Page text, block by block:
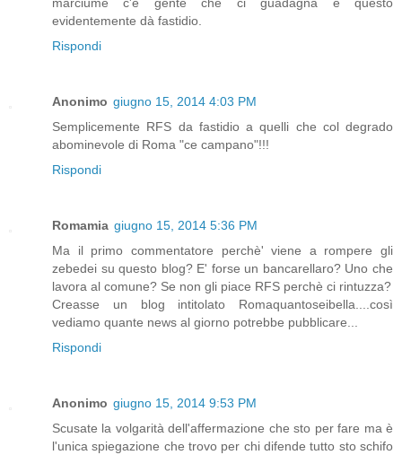
marciume c'è gente che ci guadagna e questo
evidentemente dà fastidio.
Rispondi
Anonimo giugno 15, 2014 4:03 PM
Semplicemente RFS da fastidio a quelli che col degrado
abominevole di Roma "ce campano"!!!
Rispondi
Romamia giugno 15, 2014 5:36 PM
Ma il primo commentatore perchè' viene a rompere gli
zebedei su questo blog? E' forse un bancarellaro? Uno che
lavora al comune? Se non gli piace RFS perchè ci rintuzza?
Creasse un blog intitolato Romaquantoseibella....così
vediamo quante news al giorno potrebbe pubblicare...
Rispondi
Anonimo giugno 15, 2014 9:53 PM
Scusate la volgarità dell'affermazione che sto per fare ma è
l'unica spiegazione che trovo per chi difende tutto sto schifo